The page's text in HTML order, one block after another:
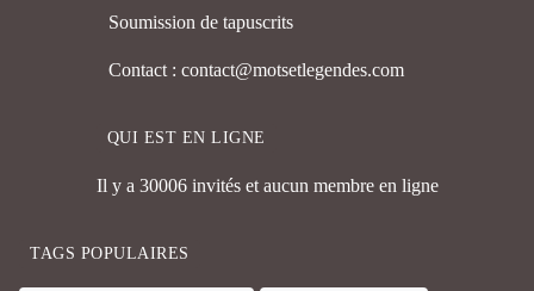
Soumission de tapuscrits
Contact : contact@motsetlegendes.com
QUI EST EN LIGNE
Il y a 30006 invités et aucun membre en ligne
TAGS POPULAIRES